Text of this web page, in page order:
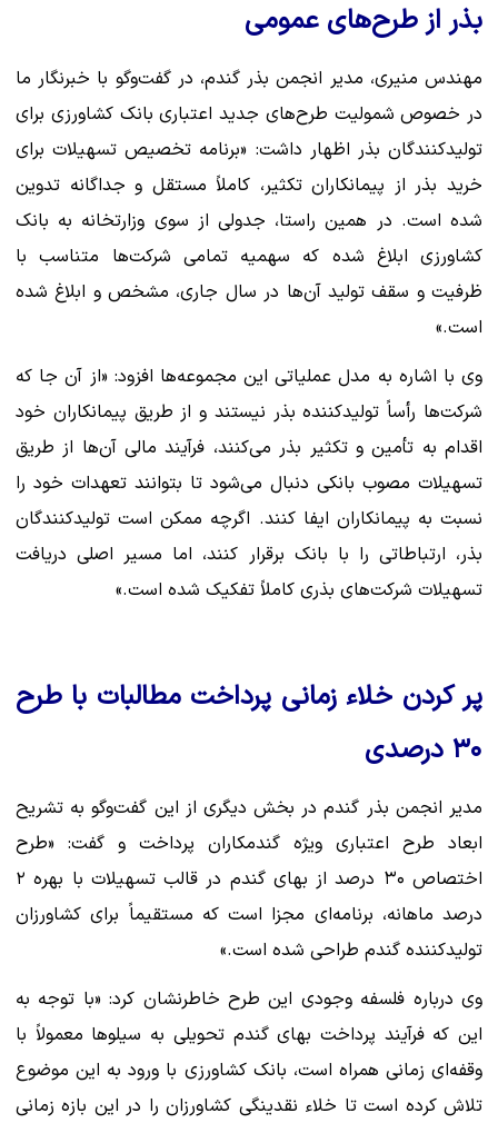
بذر از طرح‌های عمومی
مهندس منیری، مدیر انجمن بذر گندم، در گفت‌وگو با خبرنگار ما
در خصوص شمولیت طرح‌های جدید اعتباری بانک کشاورزی برای
تولیدکنندگان بذر اظهار داشت: «برنامه‌ تخصیص تسهیلات برای
خرید بذر از پیمانکاران تکثیر، کاملاً مستقل و جداگانه تدوین
شده است. در همین راستا، جدولی از سوی وزارتخانه به بانک
کشاورزی ابلاغ شده که سهمیه تمامی شرکت‌ها متناسب با
ظرفیت و سقف تولید آن‌ها در سال جاری، مشخص و ابلاغ شده
است.»
وی با اشاره به مدل عملیاتی این مجموعه‌ها افزود: «از آن جا که
شرکت‌ها رأساً تولیدکننده بذر نیستند و از طریق پیمانکاران خود
اقدام به تأمین و تکثیر بذر می‌کنند، فرآیند مالی آن‌ها از طریق
تسهیلات مصوب بانکی دنبال می‌شود تا بتوانند تعهدات خود را
نسبت به پیمانکاران ایفا کنند. اگرچه ممکن است تولیدکنندگان
بذر، ارتباطاتی را با بانک برقرار کنند، اما مسیر اصلی دریافت
تسهیلات شرکت‌های بذری کاملاً تفکیک شده است.»
پر کردن خلاء زمانی پرداخت مطالبات با طرح
۳۰ درصدی
مدیر انجمن بذر گندم در بخش دیگری از این گفت‌وگو به تشریح
ابعاد طرح اعتباری ویژه گندمکاران پرداخت و گفت: «طرح
اختصاص ۳۰ درصد از بهای گندم در قالب تسهیلات با بهره ۲
درصد ماهانه، برنامه‌ای مجزا است که مستقیماً برای کشاورزان
تولیدکننده گندم طراحی شده است.»
وی درباره فلسفه وجودی این طرح خاطرنشان کرد: «با توجه به
این که فرآیند پرداخت بهای گندم تحویلی به سیلوها معمولاً با
وقفه‌ای زمانی همراه است، بانک کشاورزی با ورود به این موضوع
تلاش کرده است تا خلاء نقدینگی کشاورزان را در این بازه زمانی